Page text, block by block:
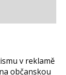
v reklamě
občanskou